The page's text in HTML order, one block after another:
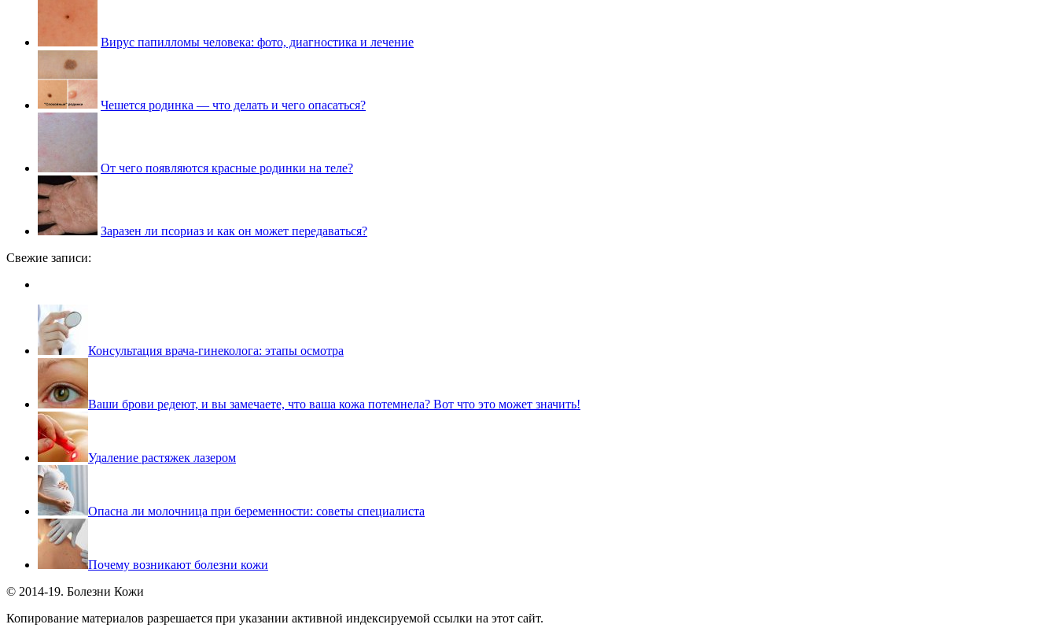
Вирус папилломы человека: фото, диагностика и лечение
Чешется родинка — что делать и чего опасаться?
От чего появляются красные родинки на теле?
Заразен ли псориаз и как он может передаваться?
Свежие записи:
Консультация врача-гинеколога: этапы осмотра
Ваши брови редеют, и вы замечаете, что ваша кожа потемнела? Вот что это может значить!
Удаление растяжек лазером
Опасна ли молочница при беременности: советы специалиста
Почему возникают болезни кожи
© 2014-19. Болезни Кожи
Копирование материалов разрешается при указании активной индексируемой ссылки на этот сайт.